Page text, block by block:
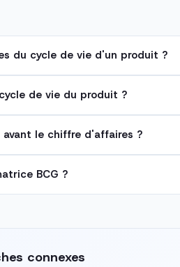
du cycle de vie d'un produit ?
de vie du produit ?
le chiffre d'affaires ?
BCG ?
connexes